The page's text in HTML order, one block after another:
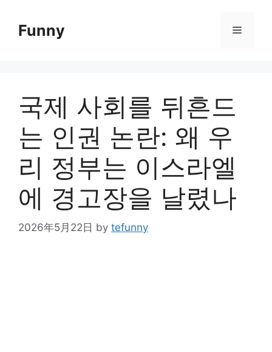
contentFunny Menu
국제 사회를 뒤흔드
는 인권 논란: 왜 우
리 정부는 이스라엘
에 경고장을 날렸나
2026年5月22日 by tefunny